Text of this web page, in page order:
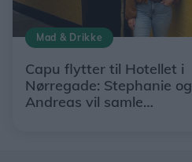
Mad & Drikke
Capu flytter til Hotellet i
Nørregade: Stephanie og
Andreas vil samle